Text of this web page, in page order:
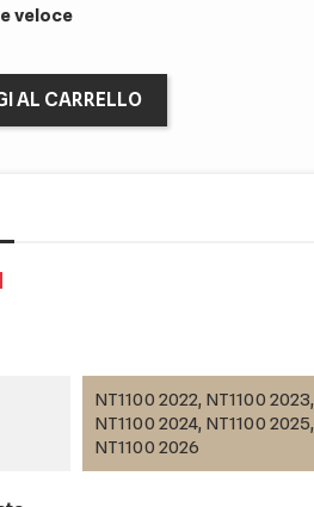
veloce
AL CARRELLO
NT1100 2022, NT1100 2023,
NT1100 2024, NT1100 2025,
NT1100 2026